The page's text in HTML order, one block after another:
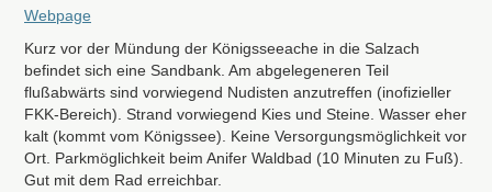
Webpage
Kurz vor der Mündung der Königsseeache in die Salzach
befindet sich eine Sandbank. Am abgelegeneren Teil
flußabwärts sind vorwiegend Nudisten anzutreffen (inofizieller
FKK-Bereich). Strand vorwiegend Kies und Steine. Wasser eher
kalt (kommt vom Königssee). Keine Versorgungsmöglichkeit vor
Ort. Parkmöglichkeit beim Anifer Waldbad (10 Minuten zu Fuß).
Gut mit dem Rad erreichbar.